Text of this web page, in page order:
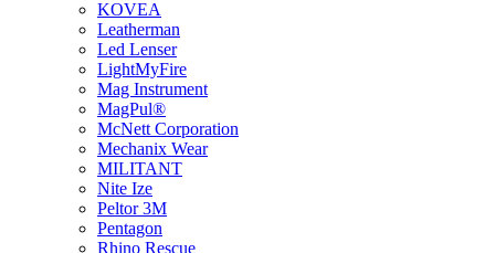
KOVEA
Leatherman
Led Lenser
LightMyFire
Mag Instrument
MagPul®
McNett Corporation
Mechanix Wear
MILITANT
Nite Ize
Peltor 3M
Pentagon
Rhino Rescue